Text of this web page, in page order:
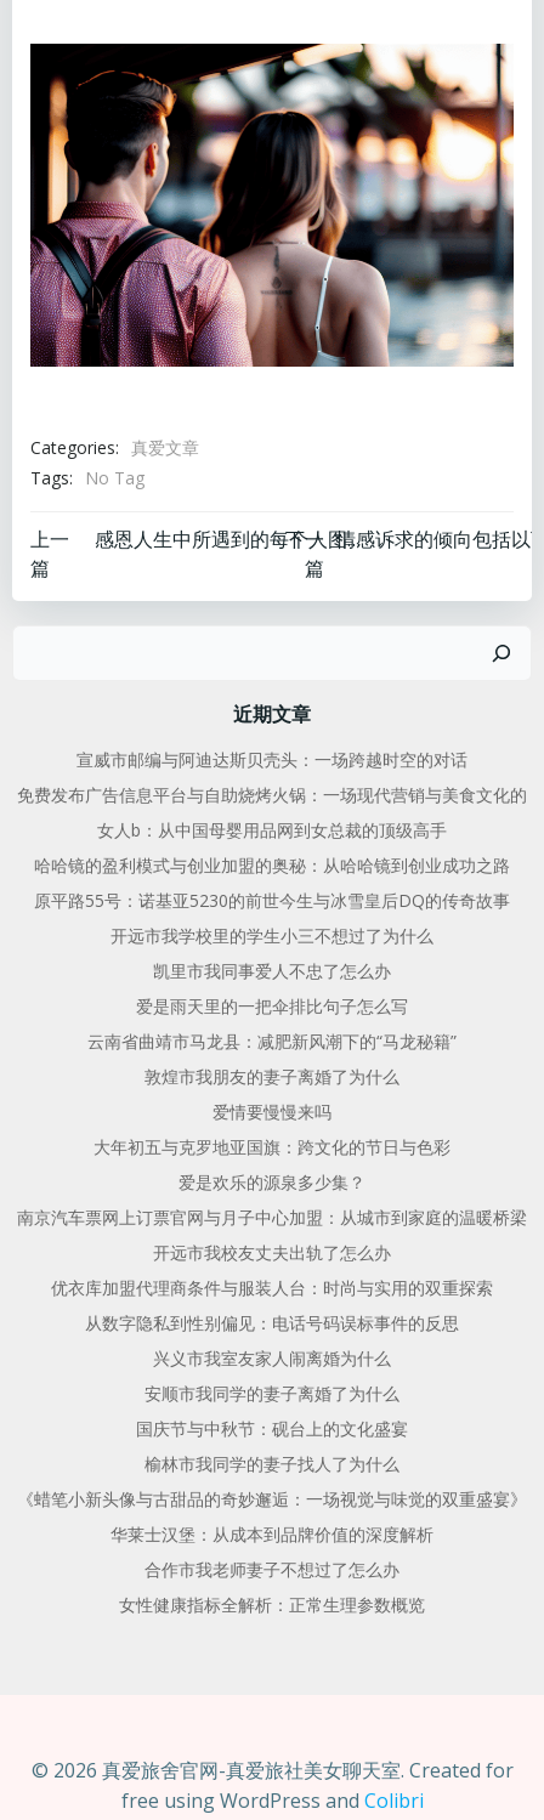
Categories: 真爱文章
Tags:
No Tag
文
章
上一
篇
感恩人生中所遇到的每个人图片大全
文
章
航
下一
篇
近期文章
宣威市邮编与阿迪达斯贝壳头：一场跨越时空的对话
免费发布广告信息平台与自助烧烤火锅：一场现代营销与美食文化的
女人b：从中国母婴用品网到女总裁的顶级高手
哈哈镜的盈利模式与创业加盟的奥秘：从哈哈镜到创业成功之路
原平路55号：诺基亚5230的前世今生与冰雪皇后DQ的传奇故事
开远市我学校里的学生小三不想过了为什么
凯里市我同事爱人不忠了怎么办
爱是雨天里的一把伞排比句子怎么写
云南省曲靖市马龙县：减肥新风潮下的“马龙秘籍”
敦煌市我朋友的妻子离婚了为什么
爱情要慢慢来吗
大年初五与克罗地亚国旗：跨文化的节日与色彩
爱是欢乐的源泉多少集？
南京汽车票网上订票官网与月子中心加盟：从城市到家庭的温暖桥梁
开远市我校友丈夫出轨了怎么办
优衣库加盟代理商条件与服装人台：时尚与实用的双重探索
从数字隐私到性别偏见：电话号码误标事件的反思
兴义市我室友家人闹离婚为什么
安顺市我同学的妻子离婚了为什么
国庆节与中秋节：砚台上的文化盛宴
榆林市我同学的妻子找人了为什么
《蜡笔小新头像与古甜品的奇妙邂逅：一场视觉与味觉的双重盛宴》
华莱士汉堡：从成本到品牌价值的深度解析
合作市我老师妻子不想过了怎么办
女性健康指标全解析：正常生理参数概览
© 2026 真爱旅舍官网-真爱旅社美女聊天室. Created for
free using WordPress and Colibri